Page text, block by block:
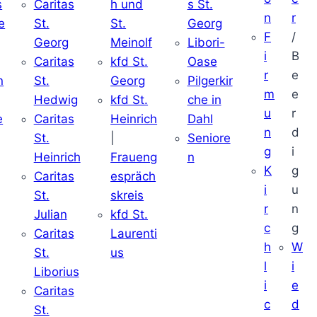
Caritas
St.
Georg
Caritas
St.
Hedwig
Caritas
St.
Heinrich
Caritas
St.
Julian
Caritas
St.
Liborius
Caritas
St.
h und
St.
Meinolf
kfd St.
Georg
kfd St.
Heinrich
Fraueng
espräch
skreis
kfd St.
Laurenti
us
s St.
Georg
Libori-
Oase
Pilgerkir
che in
Dahl
Seniore
n
n
F
i
r
m
u
n
g
K
i
r
c
h
l
i
c
r
/
B
e
e
r
d
i
g
u
n
g
W
i
e
d